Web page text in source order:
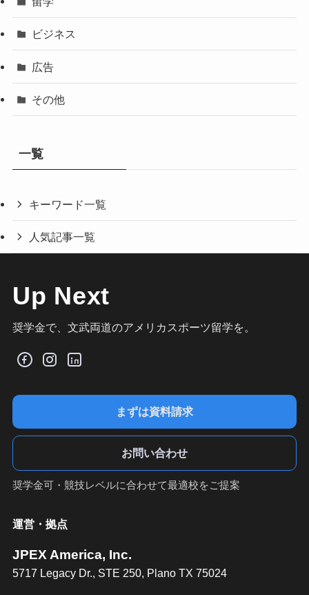
ビジネス
広告
その他
一覧
キーワード一覧
人気記事一覧
Up Next
奨学金で、文武両道のアメリカスポーツ留学を。
まずは資料請求
お問い合わせ
奨学金可・競技レベルに合わせて最適校をご提案
運営・拠点
JPEX America, Inc.
5717 Legacy Dr., STE 250, Plano TX 75024